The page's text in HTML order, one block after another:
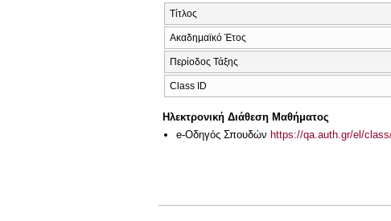
Τίτλος
Ακαδημαϊκό Έτος
Περίοδος Τάξης
Class ID
Ηλεκτρονική Διάθεση Μαθήματος
e-Οδηγός Σπουδών https://qa.auth.gr/el/